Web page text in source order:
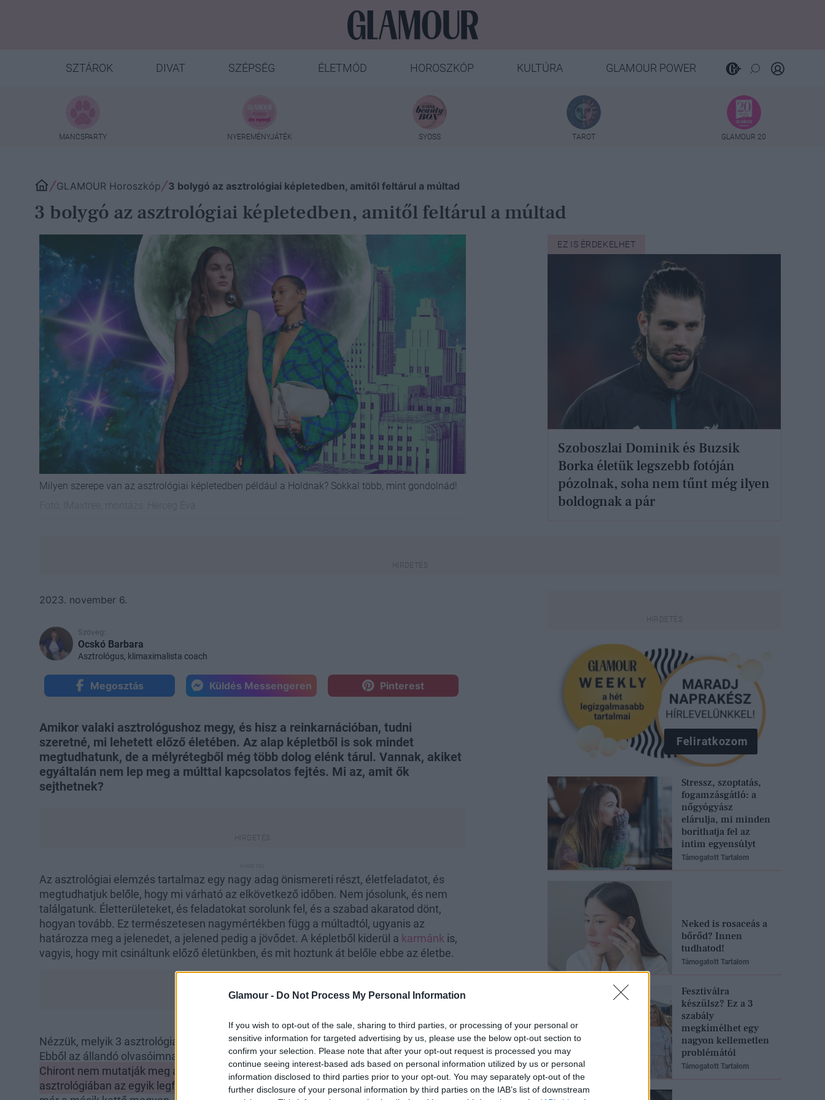
Glamour - Do Not Process My Personal Information
If you wish to opt-out of the sale, sharing to third parties, or processing of your personal or
sensitive information for targeted advertising by us, please use the below opt-out section to
confirm your selection. Please note that after your opt-out request is processed you may
continue seeing interest-based ads based on personal information utilized by us or personal
information disclosed to third parties prior to your opt-out. You may separately opt-out of the
further disclosure of your personal information by third parties on the IAB’s list of downstream
SZTÁROK DIVAT SZÉPSÉG ÉLETMÓD HOROSZKÓP KULTÚRA GLAMOUR POWER
MANCSPARTY NYEREMÉNYJÁTÉK SYOSS TAROT GLAMOUR 20
GLAMOUR Horoszkóp 3 bolygó az asztrológiai képletedben, amitől feltárul a múltad
3 bolygó az asztrológiai képletedben, amitől feltárul a múltad
Milyen szerepe van az asztrológiai képletedben például a Holdnak? Sokkal több, mint gondolnád!
EZ IS ÉRDEKELHET
Szoboszlai Dominik és Buzsik
Borka életük legszebb fotóján
pózolnak, soha nem tűnt még ilyen
boldognak a pár
2023. november 6.
Szöveg:
Ocskó Barbara
Asztrológus, klimaximalista coach
Megosztás Küldés Messengeren Pinterest
Amikor valaki asztrológushoz megy, és hisz a reinkarnációban, tudni
szeretné, mi lehetett előző életében. Az alap képletből is sok mindet
megtudhatunk, de a mélyrétegből még több dolog elénk tárul. Vannak, akiket
egyáltalán nem lep meg a múlttal kapcsolatos fejtés. Mi az, amit ők
sejthetnek?
Az asztrológiai elemzés tartalmaz egy nagy adag önismereti részt, életfeladatot, és
megtudhatjuk belőle, hogy mi várható az elkövetkező időben. Nem jósolunk, és nem
találgatunk. Életterületeket, és feladatokat sorolunk fel, és a szabad akaratod dönt,
hogyan tovább. Ez természetesen nagymértékben függ a múltadtól, ugyanis az
határozza meg a jelenedet, a jelened pedig a jövődet. A képletből kiderül a karmánk is,
vagyis, hogy mit csináltunk előző életünkben, és mit hoztunk át belőle ebbe az életbe.
Nézzük, melyik 3 asztrológiai jelölővel kell tisztában lenned, hogy feltáruljon a múltad.
Ebből az állandó olvasóimnak a Hold és a Leszálló Holdcsomó biztosan sima ügy, de a
Chiront nem mutatják meg a sima asztrológiai képletfejtő oldalak, pedig a karma
asztrológiában az egyik legfontosabb jelölő, nagyon sok minden kiolvasható belőle.Ha
Feliratkozom
Stressz, szoptatás,
fogamzásgátló: a
nőgyógyász
elárulja, mi minden
boríthatja fel az
intim egyensúlyt
Támogatott Tartalom
Neked is rosaceás a
bőrőd? Innen
tudhatod!
Támogatott Tartalom
Fesztiválra
készülsz? Ez a 3
szabály
megkímélhet egy
nagyon kellemetlen
problémától
Támogatott Tartalom